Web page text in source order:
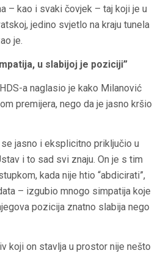
– kao i svaki čovjek – taj koji je u
jedino svjetlo na kraju tunela
je.
u slabijoj je poziciji”
a naglasio je kako Milanović
premijera, nego da je jasno kršio
jasno i eksplicitno priključio u
i to sad svi znaju. On je s tim
kada nije htio “abdicirati”,
– izgubio mnogo simpatija koje
pozicija znatno slabija nego
koji on stavlja u prostor nije nešto